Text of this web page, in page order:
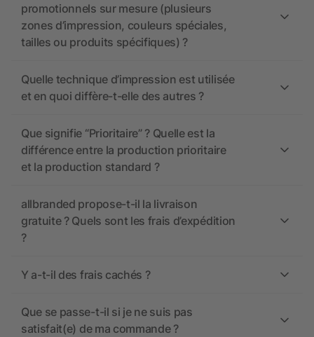
promotionnels sur mesure (plusieurs
zones d’impression, couleurs spéciales,
tailles ou produits spécifiques) ?
Quelle technique d’impression est utilisée
et en quoi diffère-t-elle des autres ?
Que signifie “Prioritaire” ? Quelle est la
différence entre la production prioritaire
et la production standard ?
allbranded propose-t-il la livraison
gratuite ? Quels sont les frais d’expédition
?
Y a-t-il des frais cachés ?
Que se passe-t-il si je ne suis pas
satisfait(e) de ma commande ?